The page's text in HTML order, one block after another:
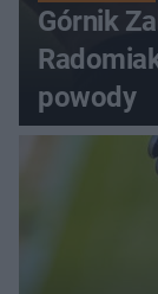
Górnik
powody